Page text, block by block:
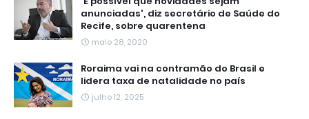
anunciadas', diz secretário de Saúde do
Recife, sobre quarentena
maio 28, 2020
Roraima vai na contramão do Brasil e
lidera taxa de natalidade no país
julho 12, 2025